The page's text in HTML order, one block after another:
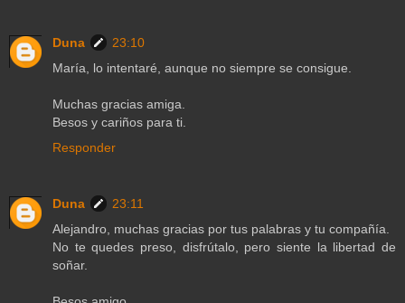
Duna
23:10
María, lo intentaré, aunque no siempre se consigue.
Muchas gracias amiga.
Besos y cariños para ti.
Responder
Duna
23:11
Alejandro, muchas gracias por tus palabras y tu compañía.
No te quedes preso, disfrútalo, pero siente la libertad de
soñar.